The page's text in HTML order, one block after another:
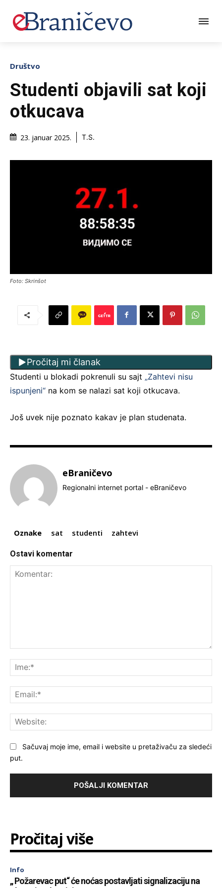
Društvo
Studenti objavili sat koji
otkucava
23. januar 2025. T.S.
Foto: Skrinšot
Pročitaj mi članak
Studenti u blokadi pokrenuli su sajt „Zahtevi nisu
ispunjeni“ na kom se nalazi sat koji otkucava.
Još uvek nije poznato kakav je plan studenata.
eBraničevo
Regionalni internet portal - eBraničevo
Oznake sat studenti zahtevi
Ostavi komentar
Sačuvaj moje ime, email i website u pretaživaču za sledeći
put.
Pročitaj više
Info
„ Požarevac put“ će noćas postavljati signalizaciju na